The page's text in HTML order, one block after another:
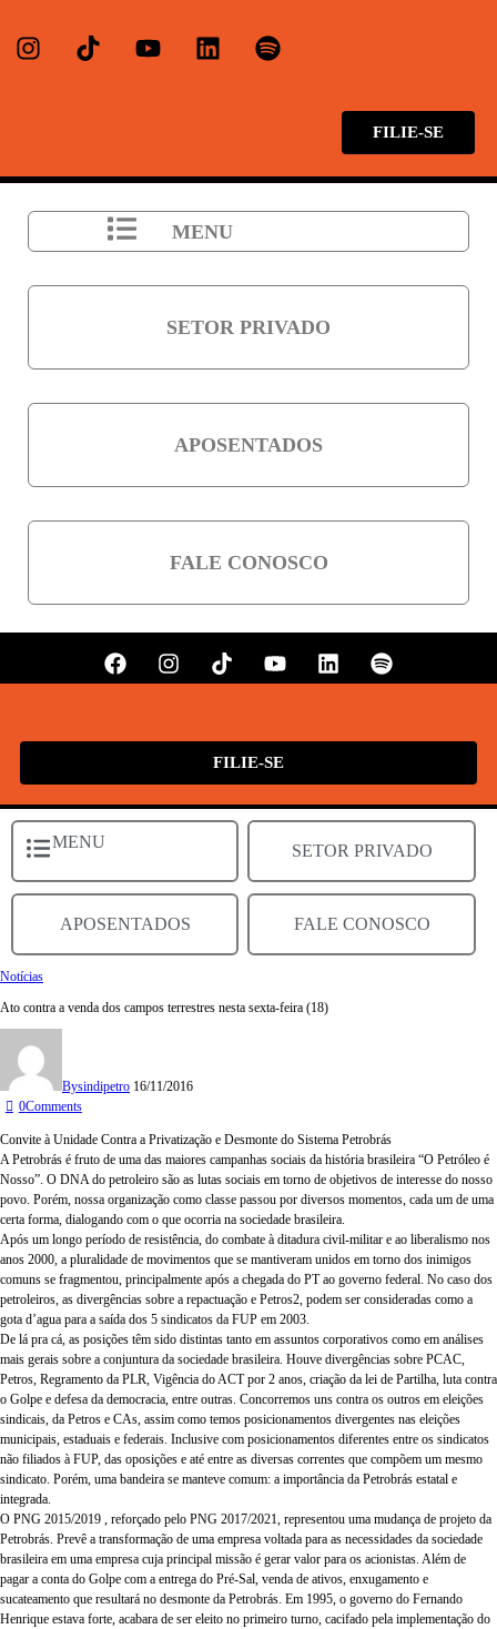
FILIE-SE
MENU
SETOR PRIVADO
APOSENTADOS
FALE CONOSCO
FILIE-SE
MENU SETOR PRIVADO
APOSENTADOS FALE CONOSCO
Notícias
Ato contra a venda dos campos terrestres nesta sexta-feira (18)
Bysindipetro 16/11/2016
0Comments
Convite à Unidade Contra a Privatização e Desmonte do Sistema Petrobrás
A Petrobrás é fruto de uma das maiores campanhas sociais da história brasileira “O Petróleo é
Nosso”. O DNA do petroleiro são as lutas sociais em torno de objetivos de interesse do nosso
povo. Porém, nossa organização como classe passou por diversos momentos, cada um de uma
certa forma, dialogando com o que ocorria na sociedade brasileira.
Após um longo período de resistência, do combate à ditadura civil-militar e ao liberalismo nos
anos 2000, a pluralidade de movimentos que se mantiveram unidos em torno dos inimigos
comuns se fragmentou, principalmente após a chegada do PT ao governo federal. No caso dos
petroleiros, as divergências sobre a repactuação e Petros2, podem ser consideradas como a
gota d’agua para a saída dos 5 sindicatos da FUP em 2003.
De lá pra cá, as posições têm sido distintas tanto em assuntos corporativos como em análises
mais gerais sobre a conjuntura da sociedade brasileira. Houve divergências sobre PCAC,
Petros, Regramento da PLR, Vigência do ACT por 2 anos, criação da lei de Partilha, luta contra
o Golpe e defesa da democracia, entre outras. Concorremos uns contra os outros em eleições
sindicais, da Petros e CAs, assim como temos posicionamentos divergentes nas eleições
municipais, estaduais e federais. Inclusive com posicionamentos diferentes entre os sindicatos
não filiados à FUP, das oposições e até entre as diversas correntes que compõem um mesmo
sindicato. Porém, uma bandeira se manteve comum: a importância da Petrobrás estatal e
integrada.
O PNG 2015/2019 , reforçado pelo PNG 2017/2021, representou uma mudança de projeto da
Petrobrás. Prevê a transformação de uma empresa voltada para as necessidades da sociedade
brasileira em uma empresa cuja principal missão é gerar valor para os acionistas. Além de
pagar a conta do Golpe com a entrega do Pré-Sal, venda de ativos, enxugamento e
sucateamento que resultará no desmonte da Petrobrás. Em 1995, o governo do Fernando
Henrique estava forte, acabara de ser eleito no primeiro turno, cacifado pela implementação do